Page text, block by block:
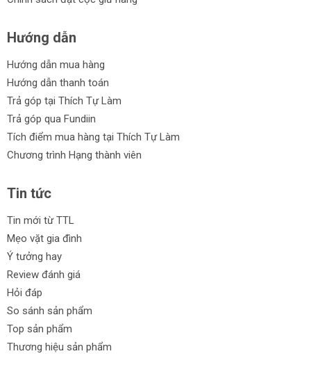
độ phù hợp với từng công việc.
Giá cả hợp lý: Phù hợp với mọi đối tượng sử dụng.
Có đèn LED khi sử dụng trong điều kiện thiếu sáng.
Báo mức độ pin: Giúp bạn theo dõi dung lượng pin dễ
Cam kết từ Thích Tự Làm: chính hãng, giá rẻ, đa dạng, trả góp,
Khám phá ngay danh mục máy pin Kingblue chân Bosch để
chọn cho mình sản phẩm ưng ý nhất!
Các loại máy pin
Máy pin Kingblue chân Bosch
Hướng dẫn
Hướng dẫn mua hàng
Hướng dẫn thanh toán
Trả góp tại Thích Tự Làm
Trả góp qua Fundiin
Tích điểm mua hàng tại Thích Tự Làm
Chương trình Hạng thành viên
Tin tức
Tin mới từ TTL
Mẹo vặt gia đình
Ý tưởng hay
Review đánh giá
Hỏi đáp
So sánh sản phẩm
Top sản phẩm
Thương hiệu sản phẩm